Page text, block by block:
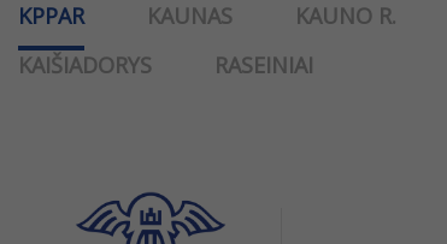
KPPAR KAUNAS KAUNO R.
KAIŠIADORYS
RASEINIAI